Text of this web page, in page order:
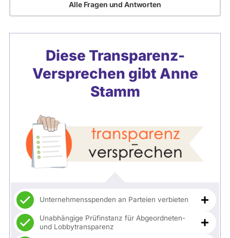
Alle Fragen und Antworten
Diese Transparenz-
Versprechen gibtAnne
Stamm
Unternehmensspenden an Parteien verbieten
Unabhängige Prüfinstanz für Abgeordneten-
und Lobbytransparenz